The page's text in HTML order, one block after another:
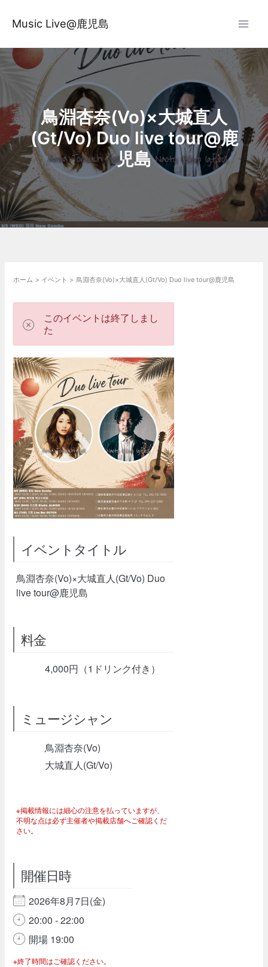
ス
Music Live@鹿児島
鳥淵杏奈(Vo)×大城直人
(Gt/Vo) Duo live tour@鹿
児島
ホーム イベント 鳥淵杏奈(Vo)×大城直人(Gt/Vo) Duo live tour@鹿児島
このイベントは終了しまし
た
イベントタイトル
鳥淵杏奈(Vo)×大城直人(Gt/Vo) Duo
live tour@鹿児島
料金
4,000円（1ドリンク付き）
ミュージシャン
鳥淵杏奈(Vo)
大城直人(Gt/Vo)
※掲載情報には細心の注意を払っていますが、
不明な点は必ず主催者や掲載店舗へご確認くだ
さい。
開催日時
2026年8月7日(金)
20:00 - 22:00
開場 19:00
※終了時間はご確認ください。